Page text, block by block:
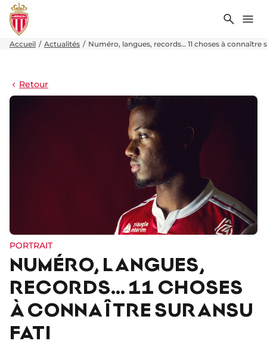
Accueil Actualités Numéro, langues, records… 11 choses à connaître
Retour
PORTRAIT
NUMÉRO, LANGUES,
RECORDS… 11 CHOSES
À CONNAÎTRE SUR ANSU
FATI